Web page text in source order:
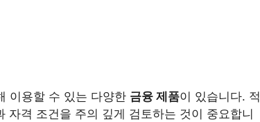
이용할 수 있는 다양한 금융 제품이 있습니다. 적
자격 조건을 주의 깊게 검토하는 것이 중요합니